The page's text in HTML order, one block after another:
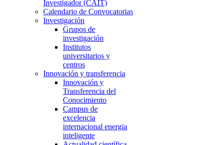
Investigador (CAIT)
Calendario de Convocatorias
Investigación
Grupos de
investigación
Institutos
universitarios y
centros
Innovación y transferencia
Innovación y
Transferencia del
Conocimiento
Campus de
excelencia
internacional energia
inteligente